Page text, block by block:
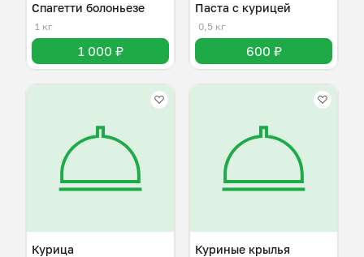
Спагетти болоньезе
1 кг
1 000 ₽
Паста с курицей
0,5 кг
600 ₽
Курица Куриные крылья